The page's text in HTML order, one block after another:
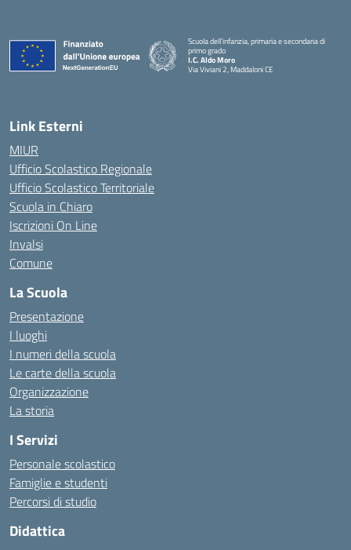
Scuola dell’infanzia, primaria e secondaria di
primo grado
I.C. Aldo Moro
Via Viviani 2, Maddaloni CE
Link Esterni
MIUR
Ufficio Scolastico Regionale
Ufficio Scolastico Territoriale
Scuola in Chiaro
Iscrizioni On Line
Invalsi
Comune
La Scuola
Presentazione
I luoghi
I numeri della scuola
Le carte della scuola
Organizzazione
La storia
I Servizi
Personale scolastico
Famiglie e studenti
Percorsi di studio
Didattica